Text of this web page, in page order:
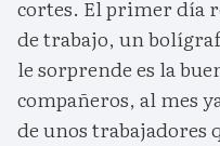
cortes. El primer día
de trabajo, un
le sorprende es la
compañeros, al mes
de unos trabajadores